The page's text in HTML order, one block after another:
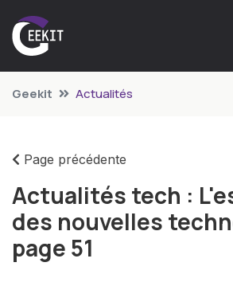
Geekit Actualités
Page précédente
Actualités tech :
des nouvelles
page 51